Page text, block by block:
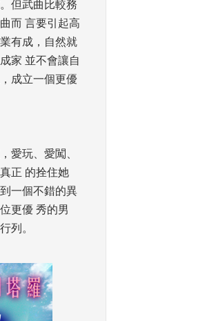
但武曲比較務
而 言要引起高
有成，自然就
家 並不會讓自
成立一個更優
愛玩、愛闖、
正 的拴住她
一個不錯的異
更優 秀的男
列。